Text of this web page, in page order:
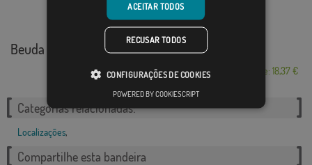
Beuda
Desde: 18,37 €
Categorias relacionadas:
Localizações,
Compartilhe esta bandeira
ACEITAR TODOS
RECUSAR TODOS
CONFIGURAÇÕES DE COOKIES
POWERED BY COOKIESCRIPT